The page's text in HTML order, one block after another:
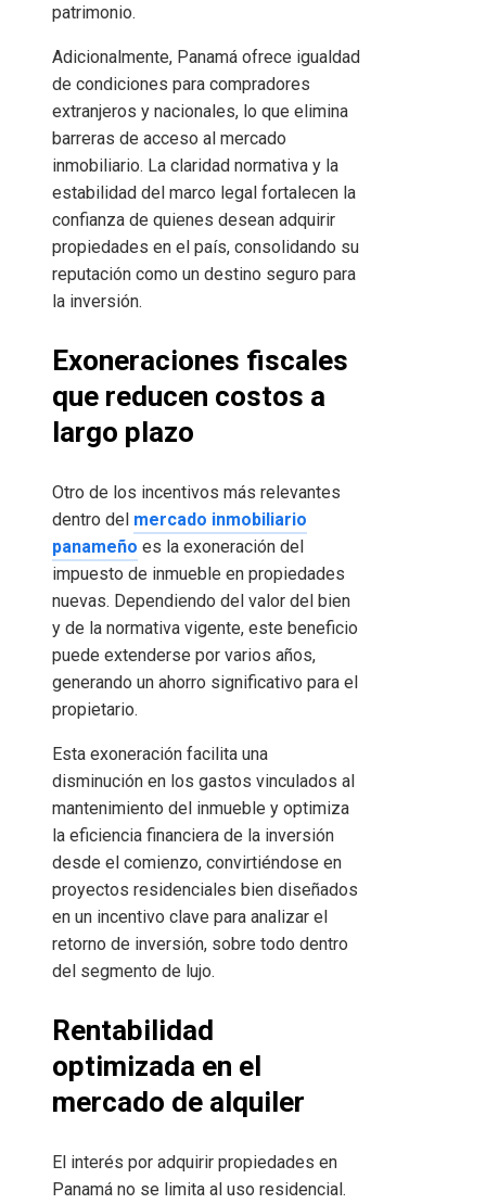
patrimonio.
Adicionalmente, Panamá ofrece igualdad
de condiciones para compradores
extranjeros y nacionales, lo que elimina
barreras de acceso al mercado
inmobiliario. La claridad normativa y la
estabilidad del marco legal fortalecen la
confianza de quienes desean adquirir
propiedades en el país, consolidando su
reputación como un destino seguro para
la inversión.
Exoneraciones fiscales
que reducen costos a
largo plazo
Otro de los incentivos más relevantes
dentro del mercado inmobiliario
panameño es la exoneración del
impuesto de inmueble en propiedades
nuevas. Dependiendo del valor del bien
y de la normativa vigente, este beneficio
puede extenderse por varios años,
generando un ahorro significativo para el
propietario.
Esta exoneración facilita una
disminución en los gastos vinculados al
mantenimiento del inmueble y optimiza
la eficiencia financiera de la inversión
desde el comienzo, convirtiéndose en
proyectos residenciales bien diseñados
en un incentivo clave para analizar el
retorno de inversión, sobre todo dentro
del segmento de lujo.
Rentabilidad
optimizada en el
mercado de alquiler
El interés por adquirir propiedades en
Panamá no se limita al uso residencial.